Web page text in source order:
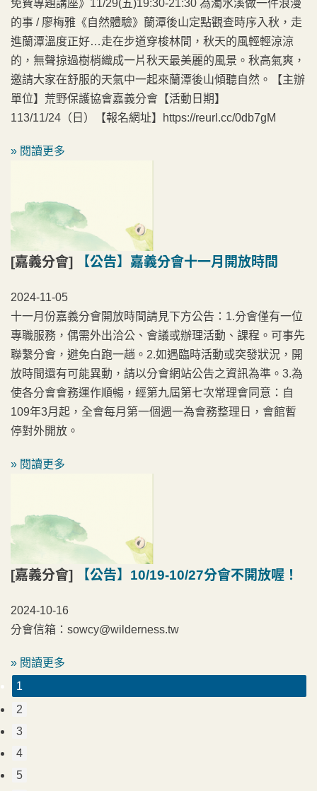
免費專題講座》11/29(五)19:30-21:30 為濁水溪做一件浪漫
的事 / 廖梅雅《自然體驗》蘭潭後山定點觀查時序入秋，走
進蘭潭溫度正好…走在步道穿梭林間，秋天的風輕輕涼涼
的，無聲掠過樹梢織成一片秋天最美麗的風景。秋高氣爽，
邀請大家在舒服的天氣中一起來蘭潭後山傾聽自然。【主辦
單位】荒野保護協會嘉義分會【活動日期】
113/11/24（日）【報名網址】https://reurl.cc/0db7gM
» 閱讀更多
[嘉義分會] 【公告】嘉義分會十一月開放時間
2024-11-05
十一月份嘉義分會開放時間請見下方公告：1.分會僅有一位
專職服務，偶需外出洽公、會議或辦理活動、課程。可事先
聯繫分會，避免白跑一趟。2.如遇臨時活動或突發狀況，開
放時間還有可能異動，請以分會網站公告之資訊為準。3.為
使各分會會務運作順暢，經第九屆第七次常理會同意：自
109年3月起，全會每月第一個週一為會務整理日，會館暫
停對外開放。
» 閱讀更多
[嘉義分會] 【公告】10/19-10/27分會不開放喔！
2024-10-16
分會信箱：sowcy@wilderness.tw
» 閱讀更多
1
2
3
4
5